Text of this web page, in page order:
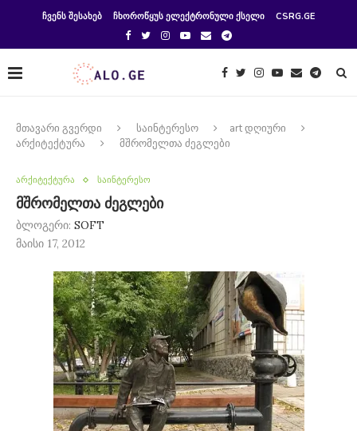
ᲩᲕᲔᲜᲡ ᲨᲔᲡᲐᲮᲔᲑ ᲩᲮᲝᲠᲝᲬᲧᲣᲡ ᲔᲚᲔᲥᲢᲠᲝᲜᲣᲚᲘ ᲥᲡᲔᲚᲘ CSRG.GE
მთავარი გვერდი საინტერესო
art დღიური
არქიტექტურა
მშრომელთა ძეგლები
არქიტექტურა საინტერესო
მშრომელთა ძეგლები
ბლოგერი: SOFT
მაისი 17, 2012